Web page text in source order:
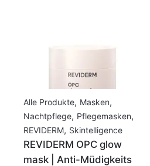
Alle Produkte, Masken,
Nachtpflege, Pflegemasken,
REVIDERM, Skintelligence
REVIDERM OPC glow
mask | Anti-Müdigkeits